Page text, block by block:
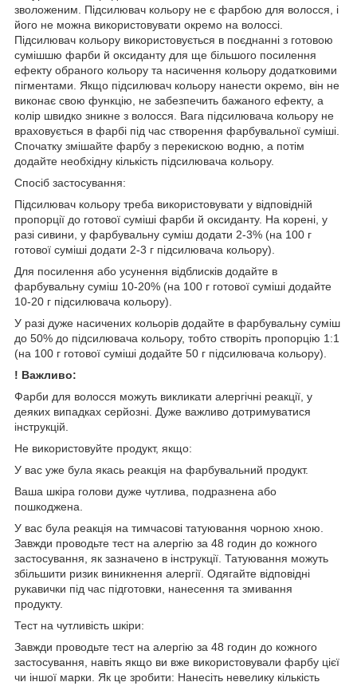
зволоженим. Підсилювач кольору не є фарбою для волосся, і
його не можна використовувати окремо на волоссі.
Підсилювач кольору використовується в поєднанні з готовою
сумішшю фарби й оксиданту для ще більшого посилення
ефекту обраного кольору та насичення кольору додатковими
пігментами. Якщо підсилювач кольору нанести окремо, він не
виконає свою функцію, не забезпечить бажаного ефекту, а
колір швидко зникне з волосся. Вага підсилювача кольору не
враховується в фарбі під час створення фарбувальної суміші.
Спочатку змішайте фарбу з перекискою водню, а потім
додайте необхідну кількість підсилювача кольору.
Спосіб застосування:
Підсилювач кольору треба використовувати у відповідній
пропорції до готової суміші фарби й оксиданту. На корені, у
разі сивини, у фарбувальну суміш додати 2-3% (на 100 г
готової суміші додати 2-3 г підсилювача кольору).
Для посилення або усунення відблисків додайте в
фарбувальну суміш 10-20% (на 100 г готової суміші додайте
10-20 г підсилювача кольору).
У разі дуже насичених кольорів додайте в фарбувальну суміш
до 50% до підсилювача кольору, тобто створіть пропорцію 1:1
(на 100 г готової суміші додайте 50 г підсилювача кольору).
! Важливо:
Фарби для волосся можуть викликати алергічні реакції, у
деяких випадках серйозні. Дуже важливо дотримуватися
інструкцій.
Не використовуйте продукт, якщо:
У вас уже була якась реакція на фарбувальний продукт.
Ваша шкіра голови дуже чутлива, подразнена або
пошкоджена.
У вас була реакція на тимчасові татуювання чорною хною.
Завжди проводьте тест на алергію за 48 годин до кожного
застосування, як зазначено в інструкції. Татуювання можуть
збільшити ризик виникнення алергії. Одягайте відповідні
рукавички під час підготовки, нанесення та змивання
продукту.
Тест на чутливість шкіри:
Завжди проводьте тест на алергію за 48 годин до кожного
застосування, навіть якщо ви вже використовували фарбу цієї
чи іншої марки. Як це зробити: Нанесіть невелику кількість